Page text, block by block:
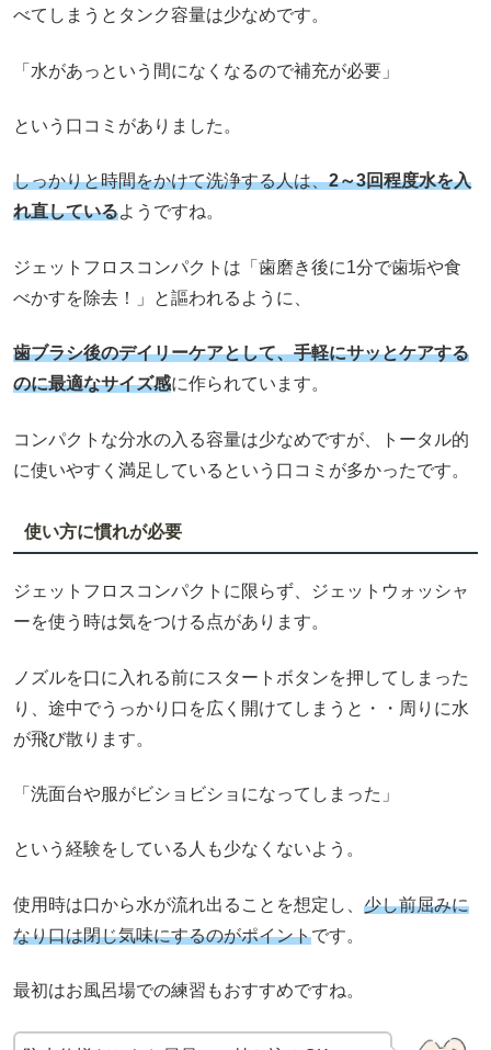
べてしまうとタンク容量は少なめです。
「水があっという間になくなるので補充が必要」
という口コミがありました。
しっかりと時間をかけて洗浄する人は、2～3回程度水を入
れ直しているようですね。
ジェットフロスコンパクトは「歯磨き後に1分で歯垢や食
べかすを除去！」と謳われるように、
歯ブラシ後のデイリーケアとして、手軽にサッとケアする
のに最適なサイズ感に作られています。
コンパクトな分水の入る容量は少なめですが、トータル的
に使いやすく満足しているという口コミが多かったです。
使い方に慣れが必要
ジェットフロスコンパクトに限らず、ジェットウォッシャ
ーを使う時は気をつける点があります。
ノズルを口に入れる前にスタートボタンを押してしまった
り、途中でうっかり口を広く開けてしまうと・・周りに水
が飛び散ります。
「洗面台や服がビショビショになってしまった」
という経験をしている人も少なくないよう。
使用時は口から水が流れ出ることを想定し、 少し前屈みに
なり口は閉じ気味にするのがポイントです。
最初はお風呂場での練習もおすすめですね。